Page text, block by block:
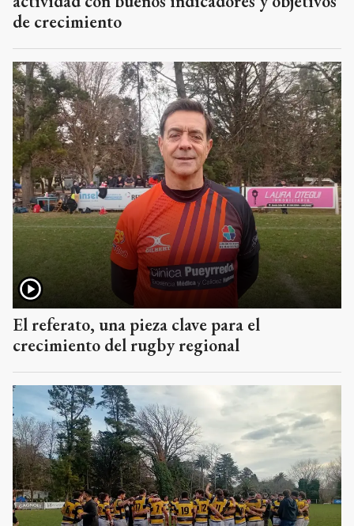
de crecimiento
El referato, una pieza clave para el
crecimiento del rugby regional